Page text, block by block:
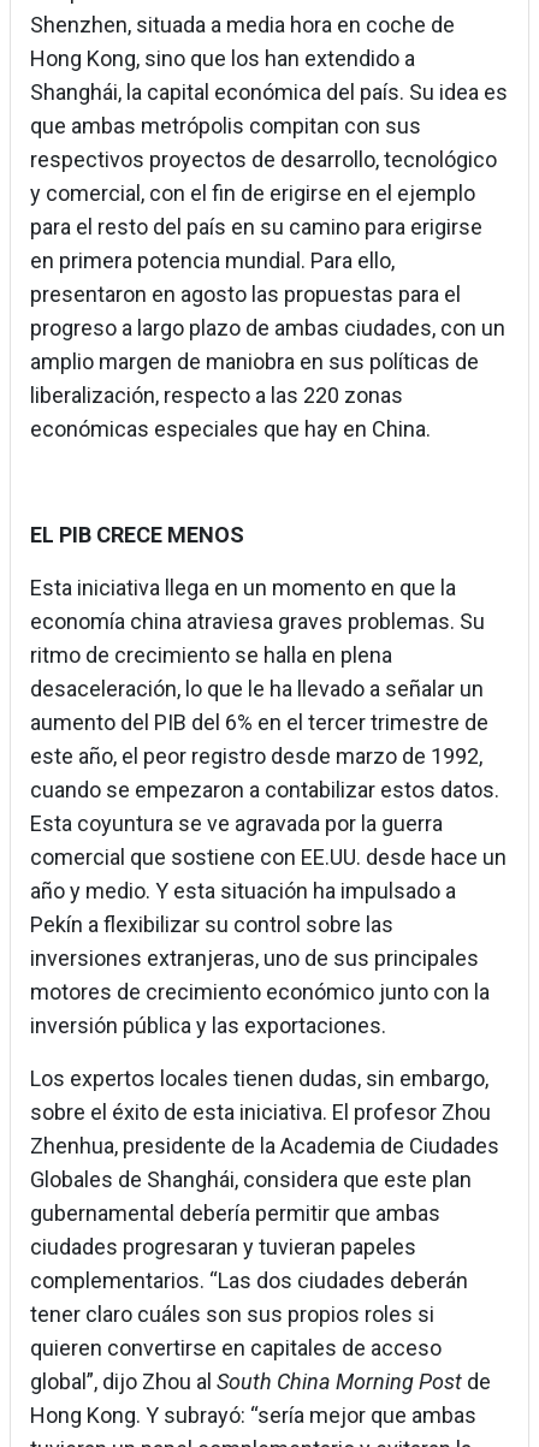
Shenzhen, situada a media hora en coche de
Hong Kong, sino que los han extendido a
Shanghái, la capital económica del país. Su idea es
que ambas metrópolis compitan con sus
respectivos proyectos de desarrollo, tecnológico
y comercial, con el fin de erigirse en el ejemplo
para el resto del país en su camino para erigirse
en primera potencia mundial. Para ello,
presentaron en agosto las propuestas para el
progreso a largo plazo de ambas ciudades, con un
amplio margen de maniobra en sus políticas de
liberalización, respecto a las 220 zonas
económicas especiales que hay en China.
EL PIB CRECE MENOS
Esta iniciativa llega en un momento en que la
economía china atraviesa graves problemas. Su
ritmo de crecimiento se halla en plena
desaceleración, lo que le ha llevado a señalar un
aumento del PIB del 6% en el tercer trimestre de
este año, el peor registro desde marzo de 1992,
cuando se empezaron a contabilizar estos datos.
Esta coyuntura se ve agravada por la guerra
comercial que sostiene con EE.UU. desde hace un
año y medio. Y esta situación ha impulsado a
Pekín a flexibilizar su control sobre las
inversiones extranjeras, uno de sus principales
motores de crecimiento económico junto con la
inversión pública y las exportaciones.
Los expertos locales tienen dudas, sin embargo,
sobre el éxito de esta iniciativa. El profesor Zhou
Zhenhua, presidente de la Academia de Ciudades
Globales de Shanghái, considera que este plan
gubernamental debería permitir que ambas
ciudades progresaran y tuvieran papeles
complementarios. “Las dos ciudades deberán
tener claro cuáles son sus propios roles si
quieren convertirse en capitales de acceso
global”, dijo Zhou al South China Morning Post de
Hong Kong. Y subrayó: “sería mejor que ambas